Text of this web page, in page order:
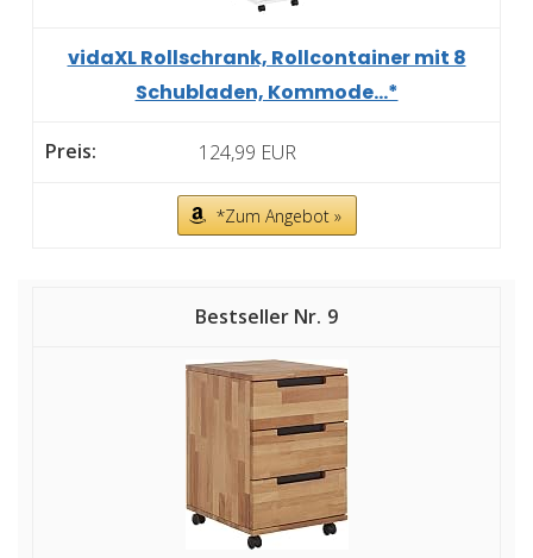
vidaXL Rollschrank, Rollcontainer mit 8
Schubladen, Kommode...*
124,99 EUR
*Zum Angebot »
9